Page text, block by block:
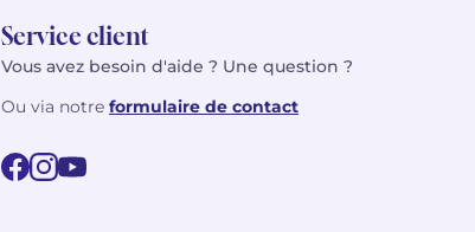
Service client
Vous avez besoin d'aide ? Une question ?
Ou via notre formulaire de contact